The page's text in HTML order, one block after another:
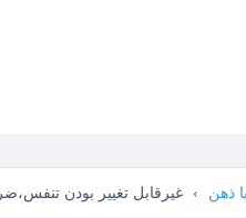
ذهن › غیرقابل تغییر بودن